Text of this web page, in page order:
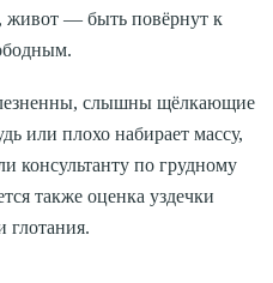
живот — быть повёрнут к
слышны щёлкающие
или плохо набирает массу,
консультанту по грудному
также оценка уздечки
глотания.